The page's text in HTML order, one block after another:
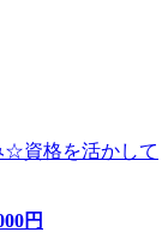
☆資格を活かして
円